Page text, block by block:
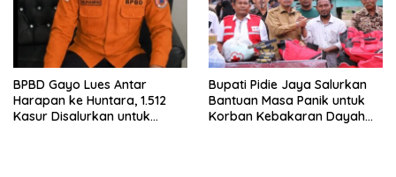
BPBD Gayo Lues Antar
Harapan ke Huntara, 1.512
Kasur Disalurkan untuk
Bupati Pidie Jaya Salurkan
Bantuan Masa Panik untuk
Korban Kebakaran Dayah